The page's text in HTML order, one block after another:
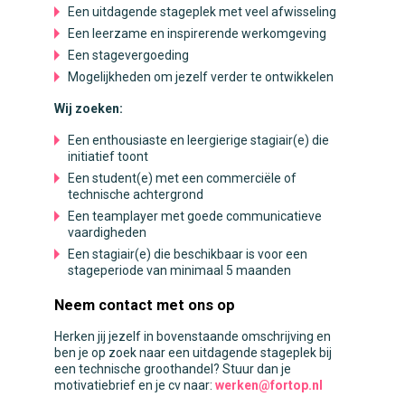
Een uitdagende stageplek met veel afwisseling
Een leerzame en inspirerende werkomgeving
Een stagevergoeding
Mogelijkheden om jezelf verder te ontwikkelen
Wij zoeken:
Een enthousiaste en leergierige stagiair(e) die
initiatief toont
Een student(e) met een commerciële of
technische achtergrond
Een teamplayer met goede communicatieve
vaardigheden
Een stagiair(e) die beschikbaar is voor een
stageperiode van minimaal 5 maanden
Neem contact met ons op
Herken jij jezelf in bovenstaande omschrijving en
ben je op zoek naar een uitdagende stageplek bij
een technische groothandel? Stuur dan je
motivatiebrief en je cv naar: werken@fortop.nl